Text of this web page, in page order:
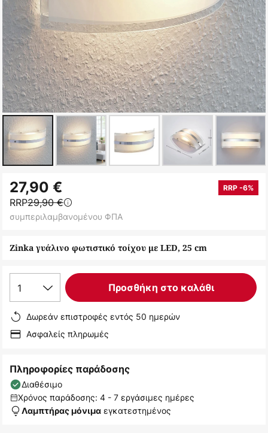
στην
αρχή
της
εικόνων
Zinka γυάλινο φωτιστικό τοίχου με LED, 25 cm
27,90 € RRP -6%
RRP29,90 €
συμπεριλαμβανομένου ΦΠΑ
1 Προσθήκη στο καλάθι
Δωρεάν επιστροφές εντός 50 ημερών
Ασφαλείς πληρωμές
Πληροφορίες παράδοσης
Διαθέσιμο
Χρόνος παράδοσης: 4 - 7 εργάσιμες ημέρες
Λαμπτήρας μόνιμα εγκατεστημένος